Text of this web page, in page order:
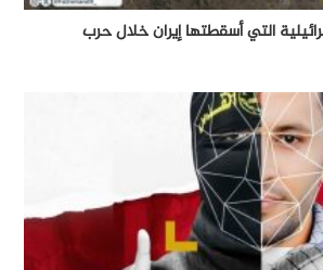
التي أسقطتها إيران خلال حرب